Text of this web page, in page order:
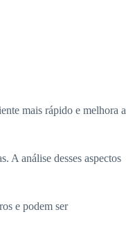
mais rápido e melhora a
A análise desses aspectos
e podem ser